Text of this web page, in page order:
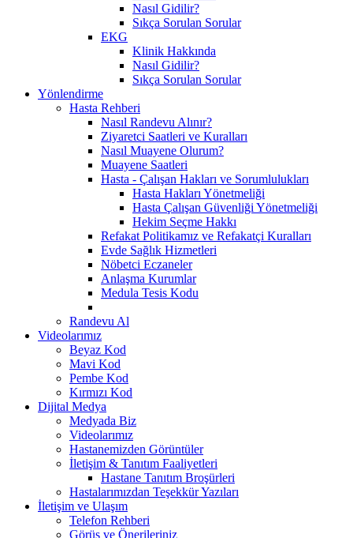
Nasıl Gidilir?
Sıkça Sorulan Sorular
EKG
Klinik Hakkında
Nasıl Gidilir?
Sıkça Sorulan Sorular
Yönlendirme
Hasta Rehberi
Nasıl Randevu Alınır?
Ziyaretci Saatleri ve Kuralları
Nasıl Muayene Olurum?
Muayene Saatleri
Hasta - Çalışan Hakları ve Sorumlulukları
Hasta Hakları Yönetmeliği
Hasta Çalışan Güvenliği Yönetmeliği
Hekim Seçme Hakkı
Refakat Politikamız ve Refakatçi Kuralları
Evde Sağlık Hizmetleri
Nöbetci Eczaneler
Anlaşma Kurumlar
Medula Tesis Kodu
Randevu Al
Videolarımız
Beyaz Kod
Mavi Kod
Pembe Kod
Kırmızı Kod
Dijital Medya
Medyada Biz
Videolarımız
Hastanemizden Görüntüler
İletişim & Tanıtım Faaliyetleri
Hastane Tanıtım Broşürleri
Hastalarımızdan Teşekkür Yazıları
İletişim ve Ulaşım
Telefon Rehberi
Görüş ve Önerileriniz